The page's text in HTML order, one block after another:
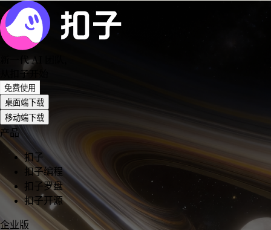
新一代 AI 团队
从扣子开始
免费使用
桌面端下载
移动端下载
产品
扣子
扣子编程
扣子罗盘
扣子开源
企业版